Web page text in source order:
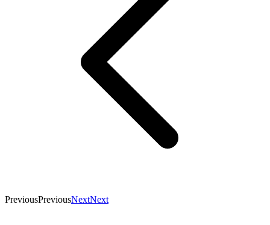
PreviousPreviousNextNext